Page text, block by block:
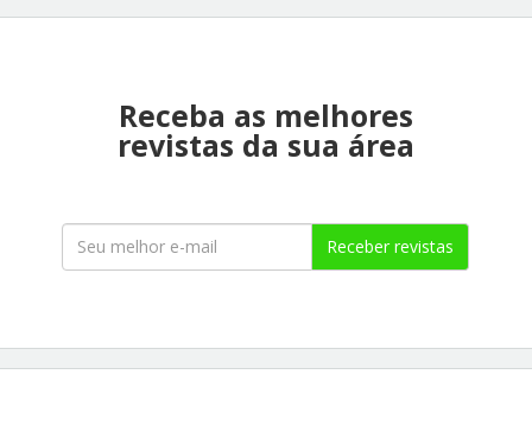
Receba as melhores
revistas da sua área
Receber revistas